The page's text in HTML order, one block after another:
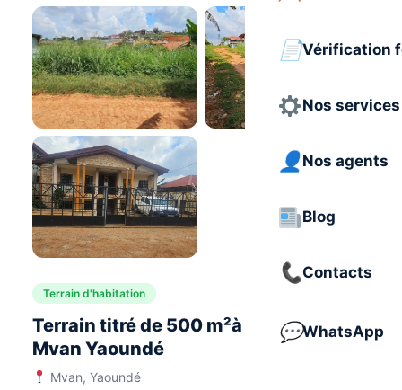
Vérification
Nos services
Nos agents
Blog
Contacts
WhatsApp
Terrain d'habitation
Terrain titré de 500 m²à vendre à
Mvan Yaoundé
Mvan, Yaoundé